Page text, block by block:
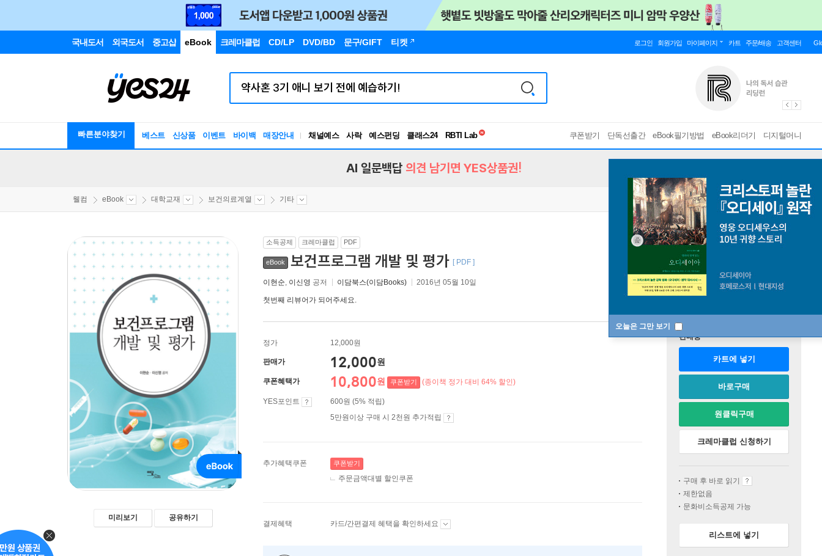
국내도서 외국도서 중고샵 eBook 크레마클럽 CD/LP DVD/BD 문구/GIFT 티켓 로그인 회원가입 마이페이지 카트 주문/배송 고객센터
빠른분야찾기 베스트 신상품 이벤트 바이백 매장안내 채널예스 사락 예스펀딩 클래스24
독서유형검사
쿠폰받기 단독선출간 eBook필기방법 eBook리더기 디지털머니
오늘은 그만 보기
AI 일문백답 의견 남기면 YES상품권!
웰컴 eBook 대학교재 보건의료계열 기타
미리보기 공유하기
소득공제 크레마클럽 PDF
eBook 보건프로그램 개발 및 평가 [ PDF ]
이현순, 이신영 공저 이담북스(이담Books) 2016년 05월 10일
첫번째 리뷰어가 되어주세요.
정가 12,000원
판매가 12,000원
쿠폰혜택가 10,800원 쿠폰받기 (종이책 정가 대비 64% 할인)
YES포인트
600원 (5% 적립)
5만원이상 구매 시 2천원 추가적립
추가혜택쿠폰 쿠폰받기
주문금액대별 할인쿠폰
결제혜택 카드/간편결제 혜택을 확인하세요
판매중
카트에 넣기
바로구매
원클릭구매
크레마클럽 신청하기
구매 후 바로 읽기
제한없음
문화비소득공제 가능
리스트에 넣기